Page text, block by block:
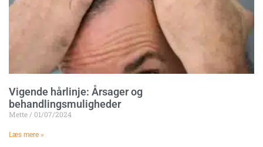
Vigende hårlinje: Årsager og
behandlingsmuligheder
Mette 01/07/2024
Læs mere »